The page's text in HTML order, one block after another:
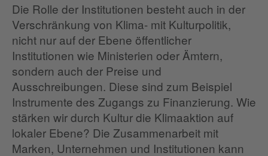
Die Rolle der Institutionen besteht auch in der
Verschränkung von Klima- mit Kulturpolitik,
nicht nur auf der Ebene öffentlicher
Institutionen wie Ministerien oder Ämtern,
sondern auch der Preise und
Ausschreibungen. Diese sind zum Beispiel
Instrumente des Zugangs zu Finanzierung. Wie
stärken wir durch Kultur die Klimaaktion auf
lokaler Ebene? Die Zusammenarbeit mit
Marken, Unternehmen und Institutionen kann